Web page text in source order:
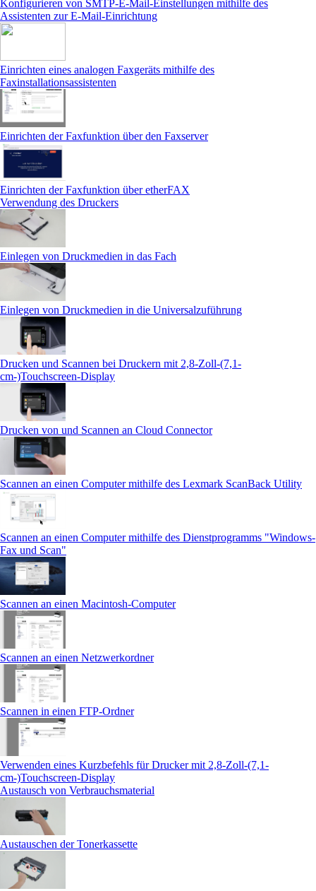
Konfigurieren von SMTP-E-Mail-Einstellungen mithilfe des
Assistenten zur E-Mail-Einrichtung
Einrichten eines analogen Faxgeräts mithilfe des
Faxinstallationsassistenten
Einrichten der Faxfunktion über den Faxserver
Einrichten der Faxfunktion über etherFAX
Verwendung des Druckers
Einlegen von Druckmedien in das Fach
Einlegen von Druckmedien in die Universalzuführung
Drucken und Scannen bei Druckern mit 2,8-Zoll-(7,1-
cm-)Touchscreen‑Display
Drucken von und Scannen an Cloud Connector
Scannen an einen Computer mithilfe des Lexmark ScanBack Utility
Scannen an einen Computer mithilfe des Dienstprogramms "Windows-
Fax und Scan"
Scannen an einen Macintosh-Computer
Scannen an einen Netzwerkordner
Scannen in einen FTP-Ordner
Verwenden eines Kurzbefehls für Drucker mit 2,8-Zoll-(7,1-
cm-)Touchscreen‑Display
Austausch von Verbrauchsmaterial
Austauschen der Tonerkassette